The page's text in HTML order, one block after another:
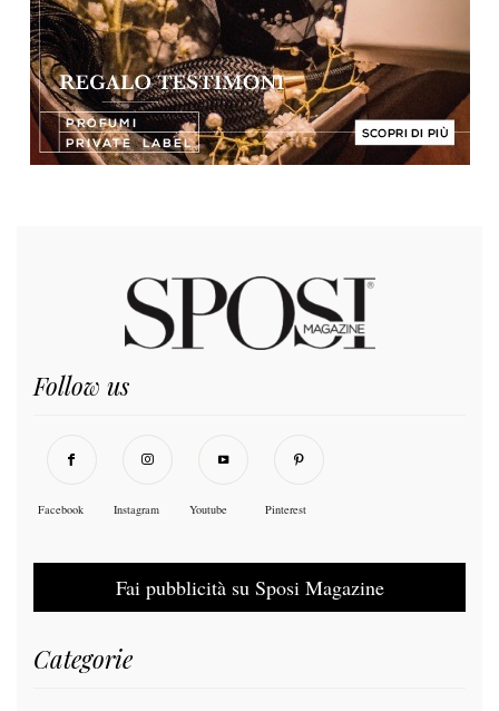
Follow us
Facebook Instagram Youtube Pinterest
Fai pubblicità su Sposi Magazine
Categorie